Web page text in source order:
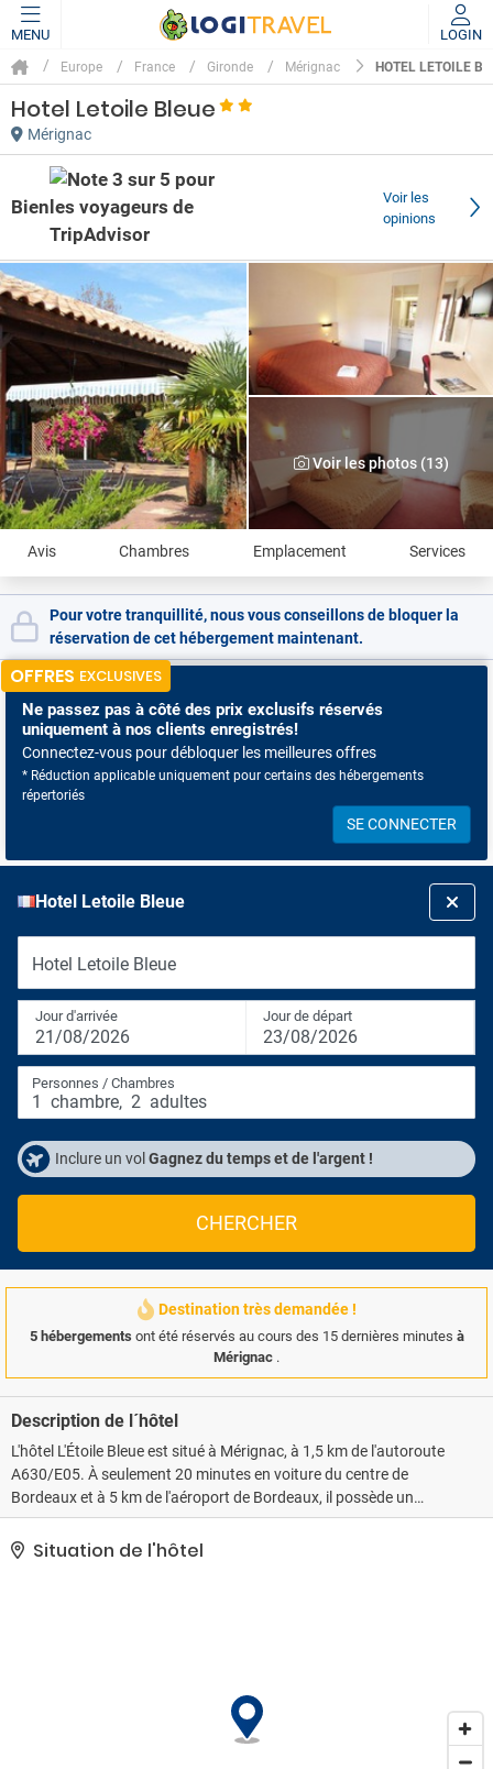
MENU LOGIN
Europe France Gironde Mérignac HOTEL LETOILE
Hotel Letoile Bleue
Mérignac
Bien
Voir les
opinions
Voir les photos (13)
Avis Chambres Emplacement Services
Pour votre tranquillité, nous vous conseillons de bloquer la
réservation de cet hébergement maintenant.
OFFRES EXCLUSIVES
Ne passez pas à côté des prix exclusifs réservés
uniquement à nos clients enregistrés!
Connectez-vous pour débloquer les meilleures offres
* Réduction applicable uniquement pour certains des hébergements
répertoriés
SE CONNECTER
Hotel Letoile Bleue
Hotel Letoile Bleue
Jour d'arrivée
21/08/2026
Jour de départ
23/08/2026
Personnes / Chambres
1 chambre, 2 adultes
Inclure un vol Gagnez du temps et de l'argent !
CHERCHER
Destination très demandée !
5 hébergements ont été réservés au cours des 15 dernières minutes à
Mérignac .
Description de l´hôtel
L'hôtel L'Étoile Bleue est situé à Mérignac, à 1,5 km de l'autoroute
A630/E05. À seulement 20 minutes en voiture du centre de
Bordeaux et à 5 km de l'aéroport de Bordeaux, il possède un
parking privé gratuit sur place et une piscine extérieure. Les
chambres de l'Étoile Bleue sont équipées d'une salle de bains
Situation de l'hôtel